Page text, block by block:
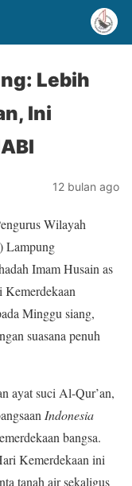
Lebih
Ini
12 bulan ago
Wilayah
Lampung
Imam Husain as
Kemerdekaan
Minggu siang,
suasana penuh
ayat suci Al-Qur’an,
Indonesia
bangsa.
Kemerdekaan ini
tanah air sekaligus